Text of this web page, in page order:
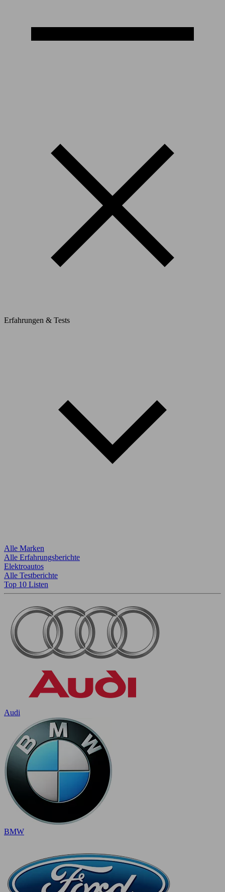
Erfahrungen & Tests
Alle Marken
Alle Erfahrungsberichte
Elektroautos
Alle Testberichte
Top 10 Listen
Audi
BMW